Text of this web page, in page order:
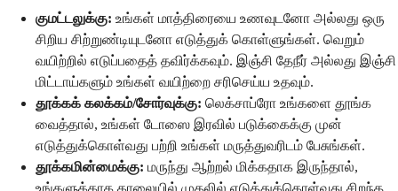
குமட்டலுக்கு: உங்கள் மாத்திரையை உணவுடனோ அல்லது ஒரு
சிறிய சிற்றுண்டியுடனோ எடுத்துக் கொள்ளுங்கள். வெறும்
வயிற்றில் எடுப்பதைத் தவிர்க்கவும். இஞ்சி தேநீர் அல்லது இஞ்சி
மிட்டாய்களும் உங்கள் வயிற்றை சரிசெய்ய உதவும்.
தூக்கக் கலக்கம்/சோர்வுக்கு: லெக்சாப்ரோ உங்களை தூங்க
வைத்தால், உங்கள் டோஸை இரவில் படுக்கைக்கு முன்
எடுத்துக்கொள்வது பற்றி உங்கள் மருத்துவரிடம் பேசுங்கள்.
தூக்கமின்மைக்கு: மருந்து ஆற்றல் மிக்கதாக இருந்தால்,
உங்களுக்காக காலையில் முதலில் எடுத்துக்கொள்வது சிறந்த